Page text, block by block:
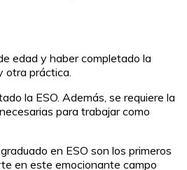
edad y haber completado la
otra práctica.
la ESO. Además, se requiere la
para trabajar como
en ESO son los primeros
en este emocionante campo